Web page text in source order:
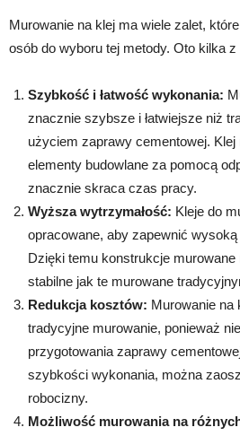
Murowanie na klej ma wiele zalet,
osób do wyboru tej metody. Oto kilka z
Szybkość i łatwość wykonania:
znacznie szybsze i łatwiejsze niż
użyciem zaprawy cementowej. Klej
elementy budowlane za pomocą
znacznie skraca czas pracy.
Wyższa wytrzymałość: Kleje do
opracowane, aby zapewnić wysoką
Dzięki temu konstrukcje murowane
stabilne jak te murowane
Redukcja kosztów: Murowanie na
tradycyjne murowanie, ponieważ
przygotowania zaprawy
szybkości wykonania, można
robocizny.
Możliwość murowania na